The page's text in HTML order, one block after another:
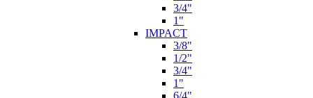
3/4"
1"
IMPACT
3/8"
1/2"
3/4"
1"
6/4"